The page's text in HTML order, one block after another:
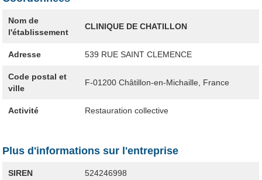
Nom de
l'établissement
CLINIQUE DE CHATILLON
Adresse 539 RUE SAINT CLEMENCE
Code postal et
ville
F-01200 Châtillon-en-Michaille, France
Activité Restauration collective
Plus d'informations sur l'entreprise
SIREN 524246998